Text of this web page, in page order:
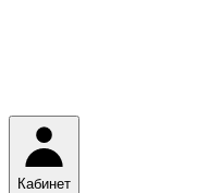
Кабинет